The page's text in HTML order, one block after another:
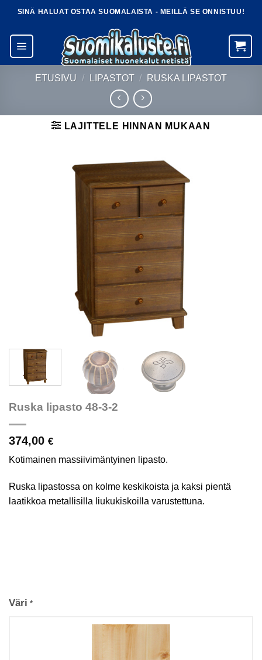
Skip
content
SINÄ HALUAT OSTAA SUOMALAISTA - MEILLÄ SE ONNISTUU!
ETUSIVU / LIPASTOT / RUSKA LIPASTOT
LAJITTELE HINNAN MUKAAN
Ruska lipasto 48-3-2
374,00 €
Kotimainen massiivimäntyinen lipasto.
Ruska lipastossa on kolme keskikoista ja kaksi pientä
laatikkoa metallisilla liukukiskoilla varustettuna.
Väri *